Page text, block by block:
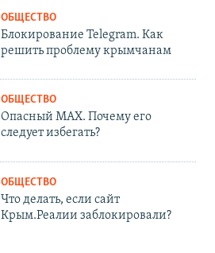
ОБЩЕСТВО
Блокирование Telegram. Как
решить проблему крымчанам
ОБЩЕСТВО
Опасный MAX. Почему его
следует избегать?
ОБЩЕСТВО
Что делать, если сайт
Крым.Реалии заблокировали?